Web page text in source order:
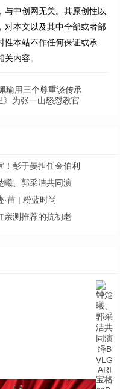
与中创网无关。其原创性以
对本文以及其中全部或者部
性本站不作任何保证或承
内容。
瑜用三个尊重谈传承
》为张一山怒怼教官
！彭于晏担任金伯利
曦、郭采洁共同演
·苗 | 粉蓝时尚
亲测推荐的抗初老